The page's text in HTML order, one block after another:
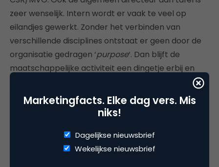
zeer wenselijk. Intern wordt er vaak te veel op
eilandjes gewerkt. Zonder het verbinden van
verschillende disciplines ontstaat er geen door de
organisatie gedragen ‘purpose‘. Dan blijft de
maatschappelijke activiteit een dingetje erbij en
daar prikken klanten zo doorheen. Samenwerking
creëert draagvlak. Als niet iedereen binnen het
bedrijf gelooft in het product, hoe breng je dit dan
Wanneer het om ‘purpose’ gaat, moeten ook alle
Marketingfacts. Elke dag vers. Mis
niks!
Dagelijkse nieuwsbrief
Wekelijkse nieuwsbrief